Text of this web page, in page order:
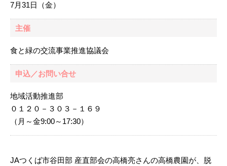
7月31日（金）
主催
食と緑の交流事業推進協議会
申込／お問い合せ
地域活動推進部
０１２０－３０３－１６９
（月～金9:00～17:30）
JAつくば市谷田部 産直部会の高橋亮さんの高橋農園が、脱